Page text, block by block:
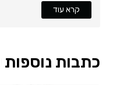
קרא עוד
כתבות נוספות